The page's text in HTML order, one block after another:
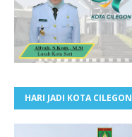
HARI JADI KOTA CILEGON